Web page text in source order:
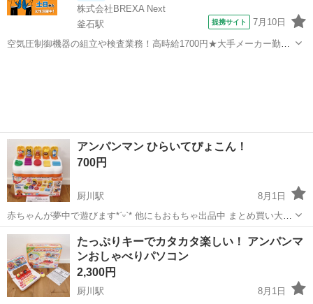
株式会社BREXA Next
釜石駅
提携サイト 7月10日
空気圧制御機器の組立や検査業務！高時給1700円★大手メーカー勤
アンパンマン ひらいてぴょこん！
700円
厨川駅
8月1日
赤ちゃんが夢中で遊びます*ˊᵕˋ* 他にもおもちゃ出品中 まとめ買い大歓
迎♪ 価格：3,630円（税込） 発売日：2013年09月21日 対象年齢：1才
以上 「ひねる」「さげる」「おす」「たおす」「まわす」の５つの
ス...
岩手 盛岡市 厨川駅 ベビー用品 アンパンマン
たっぷりキーでカタカタ楽しい！ アンパンマ
ンおしゃべりパソコン
2,300円
厨川駅 8月1日